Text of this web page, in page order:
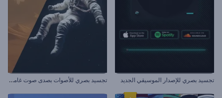
تجسيد بصري للإصدار الموسيقي الجديد ت
جسيد بصري للأصوات بصدى صوت غامض